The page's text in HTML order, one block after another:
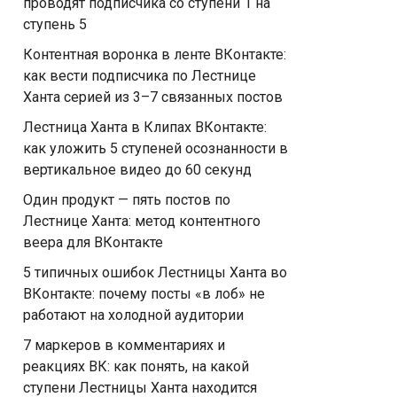
ступень 5
Контентная воронка в ленте ВКонтакте:
как вести подписчика по Лестнице
Ханта серией из 3–7 связанных постов
Лестница Ханта в Клипах ВКонтакте:
как уложить 5 ступеней осознанности в
вертикальное видео до 60 секунд
Один продукт — пять постов по
Лестнице Ханта: метод контентного
веера для ВКонтакте
5 типичных ошибок Лестницы Ханта во
ВКонтакте: почему посты «в лоб» не
работают на холодной аудитории
7 маркеров в комментариях и
реакциях ВК: как понять, на какой
ступени Лестницы Ханта находится